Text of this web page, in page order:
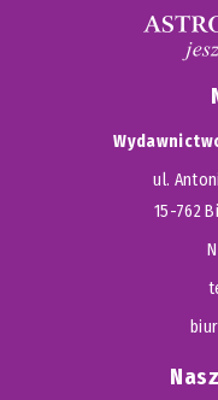
ul.
15-762